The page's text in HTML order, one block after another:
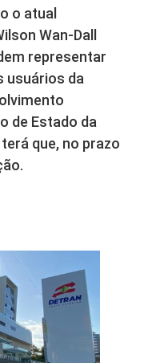
o atual
Wan-Dall
representar
usuários da
de Estado da
que, no prazo